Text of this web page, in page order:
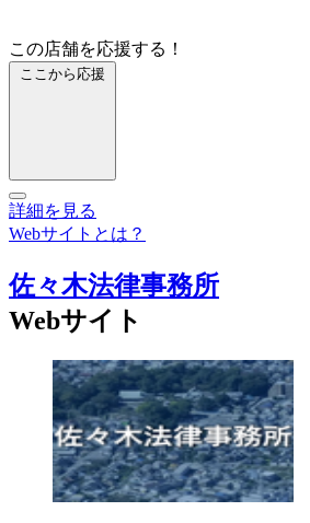
この店舗を応援する！
ここから応援
詳細を見る
Webサイトとは？
佐々木法律事務所
Webサイト